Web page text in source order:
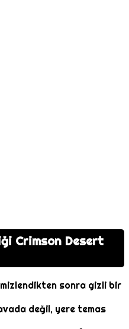
Crimson Desert
sonra gizli bir
değil, yere temas